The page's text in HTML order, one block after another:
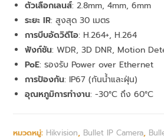
ตัวเลือกเลนส์: 2.8mm, 4mm, 6mm
ระยะ IR: สูงสุด 30 เมตร
การบีบอัดวิดีโอ: H.264+, H.264
ฟังก์ชัน: WDR, 3D DNR, Motion
PoE: รองรับ Power over Ethernet
การป้องกัน: IP67 (กันน้ำและฝุ่น)
อุณหภูมิการทำงาน: -30°C ถึง 60°C
หมวดหมู่: Hikvision, Bullet IP Camera,